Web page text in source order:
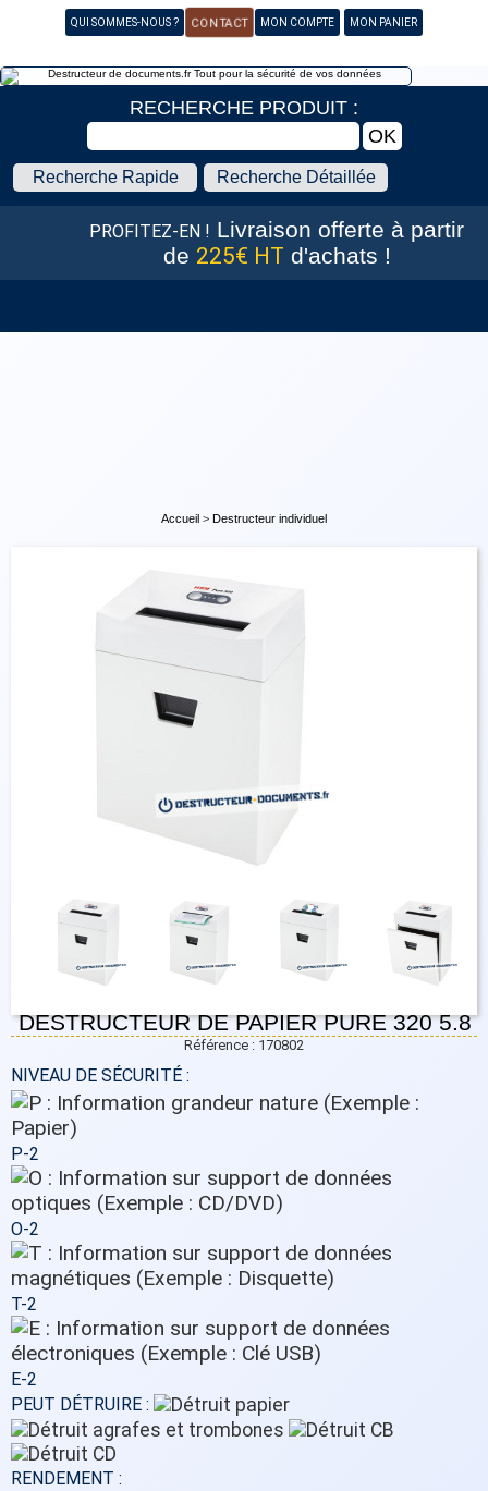
QUI SOMMES-NOUS ? CONTACT MON COMPTE MON PANIER
RECHERCHE PRODUIT :
Recherche Rapide Recherche Détaillée
PROFITEZ-EN ! Livraison offerte à partir
de 225€ HT d'achats !
Accueil > Destructeur individuel
DESTRUCTEUR DE PAPIER PURE 320 5.8
Référence : 170802
NIVEAU DE SÉCURITÉ :
P-2
O-2
T-2
E-2
PEUT DÉTRUIRE :
RENDEMENT :